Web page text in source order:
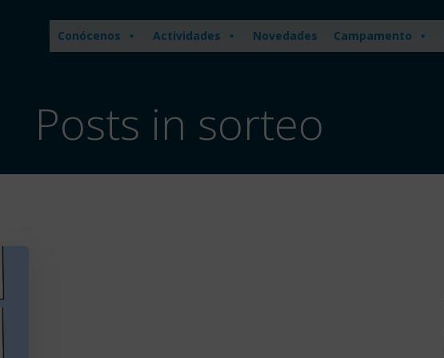
Conócenos Actividades Novedades Campamento
Posts in sorteo